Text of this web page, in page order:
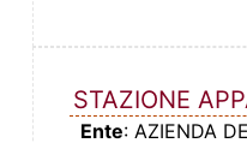
STAZIONE
Ente: AZIENDA